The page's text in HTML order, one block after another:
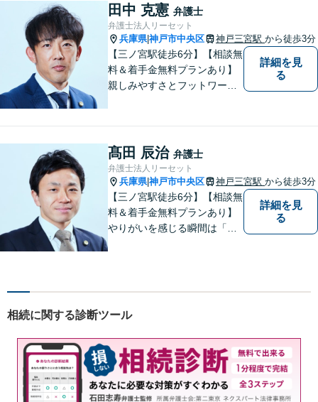
て、共に一歩ずつ進んでいき
ましょう。【複数弁護士在
籍】
田中 克憲 弁護士
弁護士法人リーセット
兵庫県|神戸市中央区 神戸三宮駅 から徒歩3分
【三ノ宮駅徒歩6分】【相談無
料＆着手金無料プランあり】
親しみやすさとフットワーク
複数弁護士所属で、複雑なト
ラブルも迅速に対応可能で
す。
詳細を見
る
髙田 辰治 弁護士
弁護士法人リーセット
兵庫県|神戸市中央区 神戸三宮駅 から徒歩3分
【三ノ宮駅徒歩6分】【相談無
料＆着手金無料プランあり】
やりがいを感じる瞬間は「依
善の解決へと導きます。不安
気軽にご相談くださいませ。
詳細を見
る
相続に関する診断ツール